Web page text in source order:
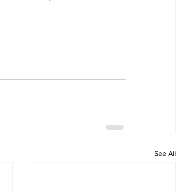
See All